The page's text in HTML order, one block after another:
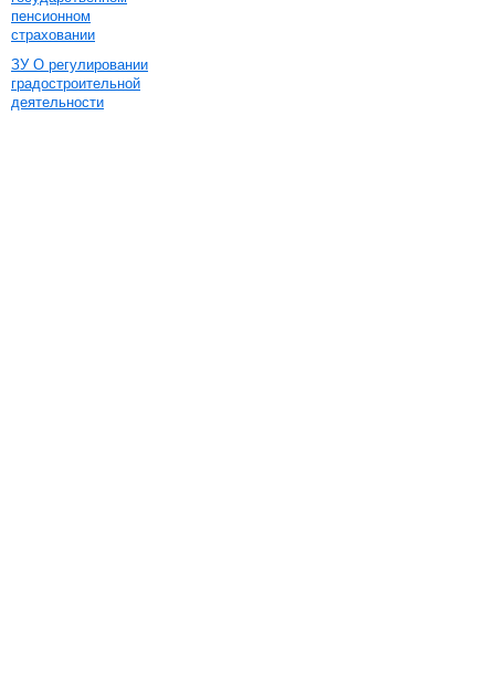
пенсионном
страховании
ЗУ О регулировании
градостроительной
деятельности